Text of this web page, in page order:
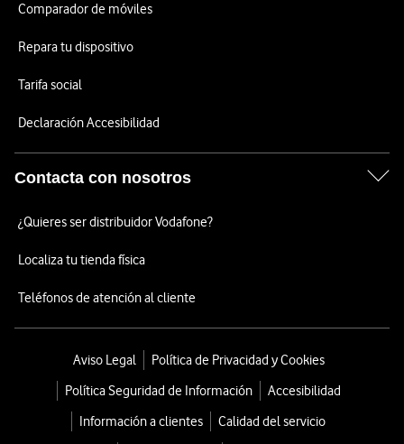
Comparador de móviles
Repara tu dispositivo
Tarifa social
Declaración Accesibilidad
Contacta con nosotros
¿Quieres ser distribuidor Vodafone?
Localiza tu tienda física
Teléfonos de atención al cliente
Aviso Legal
Política de Privacidad y Cookies
Política Seguridad de Información
Accesibilidad
Información a clientes
Calidad del servicio